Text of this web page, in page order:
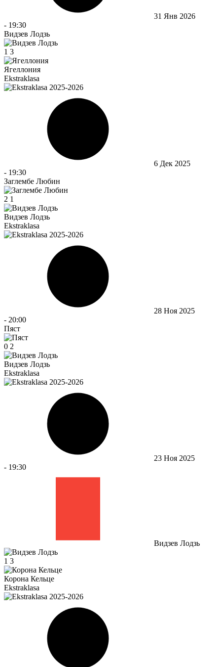
31 Янв 2026
- 19:30
Видзев Лодзь
1 3
Ягеллония
Ekstraklasa
6 Дек 2025
- 19:30
Заглембе Любин
2 1
Видзев Лодзь
Ekstraklasa
28 Ноя 2025
- 20:00
Пяст
0 2
Видзев Лодзь
Ekstraklasa
23 Ноя 2025
- 19:30
Видзев Лодзь
1 3
Корона Кельце
Ekstraklasa